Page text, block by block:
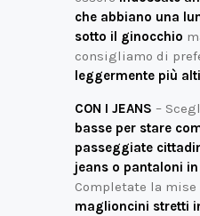
che abbiano una
sotto il ginocchio
consigliamo di
leggermente più alti
CON I JEANS –
basse per stare
passeggiate
jeans o pantaloni
Completate la mise
maglioncini stretti